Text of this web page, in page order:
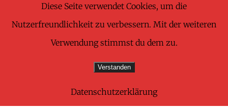
Diese Seite verwendet Cookies, um die
Nutzerfreundlichkeit zu verbessern. Mit der weiteren
Verwendung stimmst du dem zu.
Verstanden
Datenschutzerklärung